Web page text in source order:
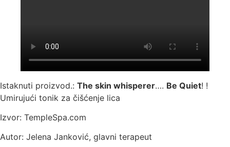
Istaknuti proizvod.: The skin whisperer…. Be Quiet! !
Umirujući tonik za čišćenje lica
Izvor: TempleSpa.com
Autor: Jelena Janković, glavni terapeut